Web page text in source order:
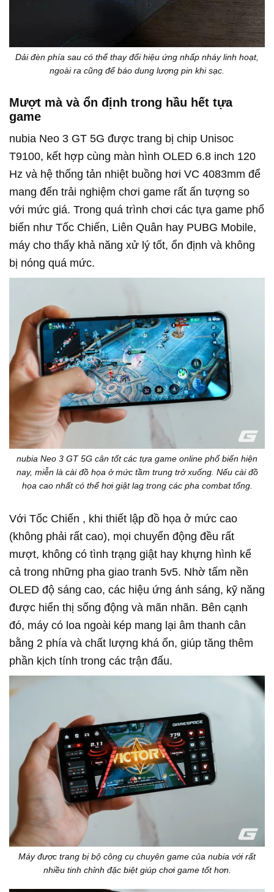
Dải đèn phía sau có thể thay đổi hiệu ứng nhấp nháy linh hoạt,
ngoài ra cũng để báo dung lượng pin khi sạc.
Mượt mà và ổn định trong hầu hết tựa
game
nubia Neo 3 GT 5G được trang bị chip Unisoc
T9100, kết hợp cùng màn hình OLED 6.8 inch 120
Hz và hệ thống tản nhiệt buồng hơi VC 4083mm để
mang đến trải nghiệm chơi game rất ấn tượng so
với mức giá. Trong quá trình chơi các tựa game phổ
biến như Tốc Chiến, Liên Quân hay PUBG Mobile,
máy cho thấy khả năng xử lý tốt, ổn định và không
bị nóng quá mức.
nubia Neo 3 GT 5G cân tốt các tựa game online phổ biến hiện
nay, miễn là cài đồ họa ở mức tầm trung trở xuống. Nếu cài đồ
họa cao nhất có thể hơi giật lag trong các pha combat tổng.
Với Tốc Chiến , khi thiết lập đồ họa ở mức cao
(không phải rất cao), mọi chuyển động đều rất
mượt, không có tình trạng giật hay khựng hình kể
cả trong những pha giao tranh 5v5. Nhờ tấm nền
OLED độ sáng cao, các hiệu ứng ánh sáng, kỹ năng
được hiển thị sống động và mãn nhãn. Bên cạnh
đó, máy có loa ngoài kép mang lại âm thanh cân
bằng 2 phía và chất lượng khá ổn, giúp tăng thêm
phần kịch tính trong các trận đấu.
Máy được trang bị bộ công cụ chuyên game của nubia với rất
nhiều tinh chỉnh đặc biệt giúp chơi game tốt hơn.